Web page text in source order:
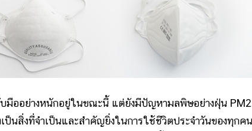
บมืออย่างหนักอยู่ในขณะนี้ แต่ยังมีปัญหามลพิษอย่างฝุ่น
ป็นสิ่งที่จำเป็นและสำคัญยิ่งในการใช้ชีวิตประจำวันของทุกค